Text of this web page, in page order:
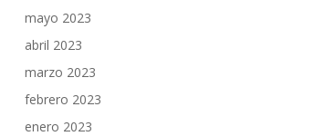
mayo 2023
abril 2023
marzo 2023
febrero 2023
enero 2023